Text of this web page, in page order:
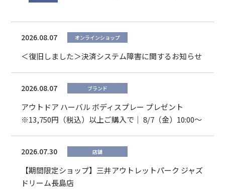
2026.08.07 オンラインショップ
＜復旧しました＞決済システム障害に関するお知らせ
2026.08.07 ブランド
アウトドア ハーバル ボディスプレー プレゼント
※13,750円（税込）以上ご購入で｜ 8/7（金）10:00～
2026.07.30 店舗
【期間限定ショップ】三井アウトレットパーク ジャズ
ドリーム長島店